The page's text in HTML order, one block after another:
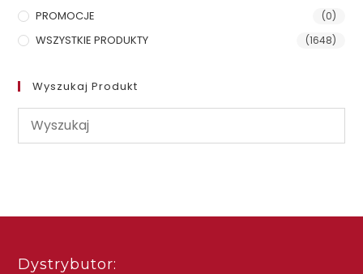
PROMOCJE (0)
WSZYSTKIE PRODUKTY (1648)
Wyszukaj Produkt
Dystrybutor: